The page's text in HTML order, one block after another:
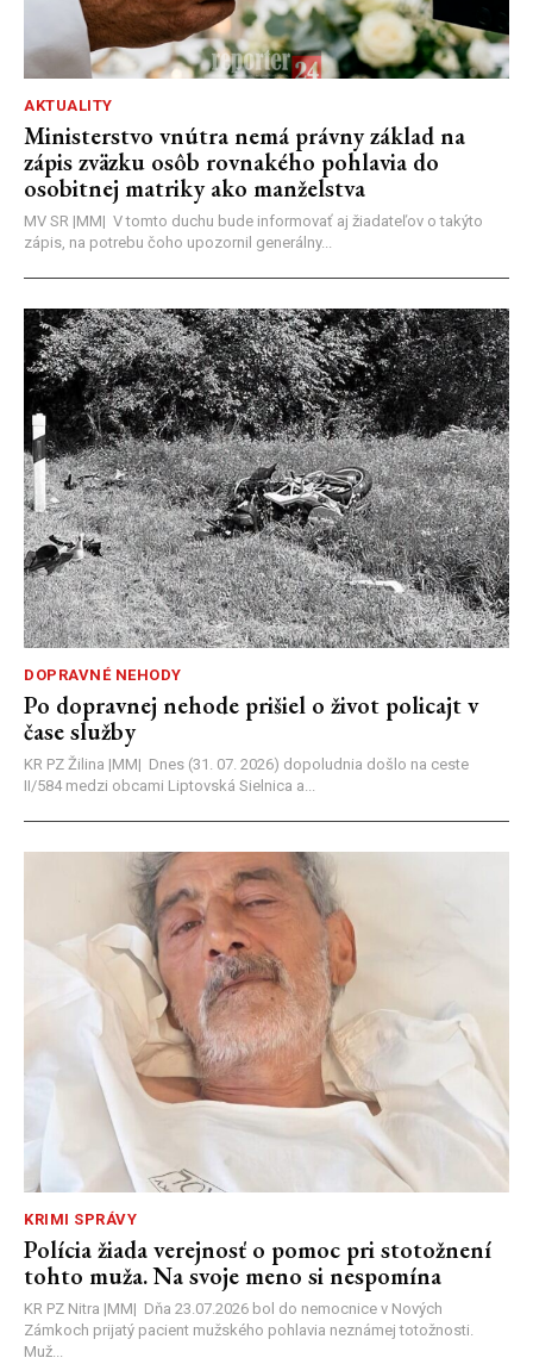
AKTUALITY
Ministerstvo vnútra nemá právny základ na
zápis zväzku osôb rovnakého pohlavia do
osobitnej matriky ako manželstva
MV SR |MM| V tomto duchu bude informovať aj žiadateľov o takýto
zápis, na potrebu čoho upozornil generálny...
DOPRAVNÉ NEHODY
Po dopravnej nehode prišiel o život policajt v
čase služby
KR PZ Žilina |MM| Dnes (31. 07. 2026) dopoludnia došlo na ceste
II/584 medzi obcami Liptovská Sielnica a...
KRIMI SPRÁVY
Polícia žiada verejnosť o pomoc pri stotožnení
tohto muža. Na svoje meno si nespomína
KR PZ Nitra |MM| Dňa 23.07.2026 bol do nemocnice v Nových
Zámkoch prijatý pacient mužského pohlavia neznámej totožnosti.
Muž...